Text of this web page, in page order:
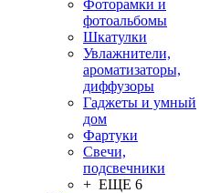
Фоторамки и
фотоальбомы
Шкатулки
Увлажнители,
ароматизаторы,
диффузоры
Гаджеты и умный
дом
Фартуки
Свечи,
подсвечники
+ ЕЩЕ 6